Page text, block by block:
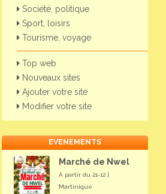
Société, politique
Sport, loisirs
Tourisme, voyage
Top web
Nouveaux sites
Ajouter votre site
Modifier votre site
EVENEMENTS
Marché de Nwel
A partir du 21-12 |
Martinique